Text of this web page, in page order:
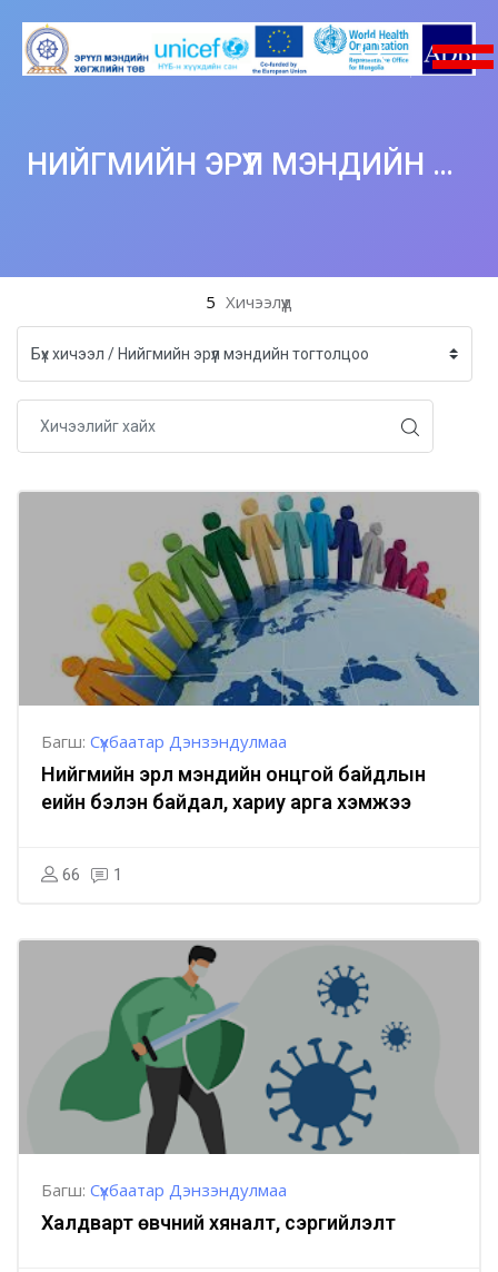
НИЙГМИЙН ЭРҮҮЛ МЭНДИЙН ТОГТОЛЦОО
5 Хичээлүүд
Багш: Сүхбаатар Дэнзэндулмаа
Нийгмийн эрүүл мэндийн онцгой байдлын
үеийн бэлэн байдал, хариу арга хэмжээ
66 1
Багш: Сүхбаатар Дэнзэндулмаа
Халдварт өвчний хяналт, сэргийлэлт